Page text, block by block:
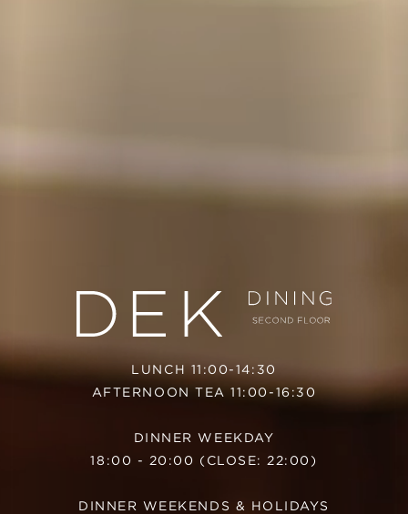
LUNCH 11:00-14:30
AFTERNOON TEA 11:00-16:30
DINNER WEEKDAY
18:00 - 20:00 (CLOSE: 22:00)
DINNER WEEKENDS & HOLIDAYS